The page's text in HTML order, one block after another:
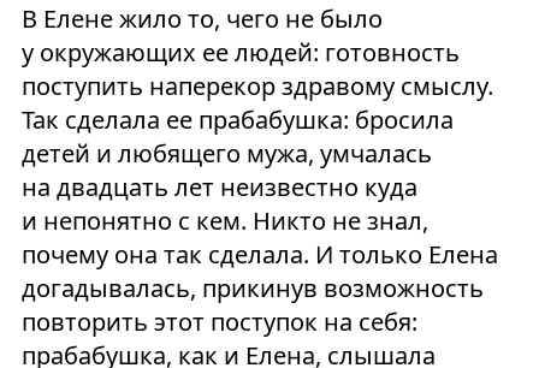
В Елене жило то, чего не было
у окружающих ее людей: готовность
поступить наперекор здравому смыслу.
Так сделала ее прабабушка: бросила
детей и любящего мужа, умчалась
на двадцать лет неизвестно куда
и непонятно с кем. Никто не знал,
почему она так сделала. И только Елена
догадывалась, прикинув возможность
повторить этот поступок на себя:
прабабушка, как и Елена, слышала